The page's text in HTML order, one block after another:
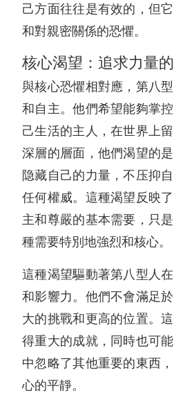
己方面往往是有效的，但
和對親密關係的恐懼。
核心渴望：追求力量
與核心恐懼相對應，第八
和自主。他們希望能夠掌
己生活的主人，在世界上
深層的層面，他們渴望的
隐藏自己的力量，不压抑
任何權威。這種渴望反映
主和尊嚴的基本需要，只
種需要特別地強烈和核心。
這種渴望驅動著第八型人
和影響力。他們不會滿足
大的挑戰和更高的位置。
得重大的成就，同時也可
中忽略了其他重要的東西
心的平靜。